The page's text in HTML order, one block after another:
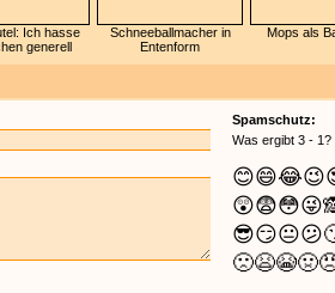
Ich hasse
generell
Schneeballmacher in
Entenform
Mops als
Spamschutz:
Was ergibt 3 - 1?
😊😄😂😉
😲😨😳😜
😎😏😐😕
🙁😫😭🤢